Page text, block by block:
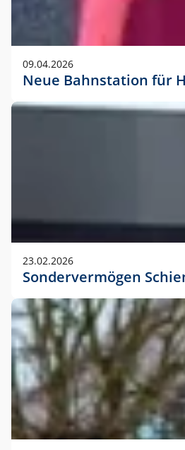
09.04.2026
Neue Bahnstation für
23.02.2026
Sondervermögen